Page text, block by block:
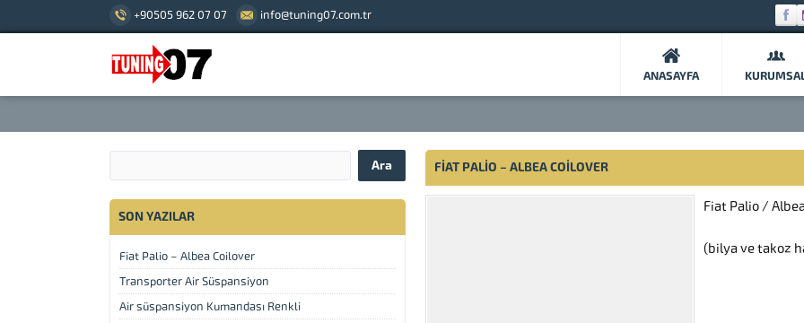
+90505 962 07 07 info@tuning07.com.tr
ANASAYFA
FIAT PALIO – ALBEA COILOVER
Fiat Palio /
(bilya ve takoz
SON YAZILAR
Fiat Palio – Albea Coilover
Transporter Air Süspansiyon
Air süspansiyon Kumandası Renkli